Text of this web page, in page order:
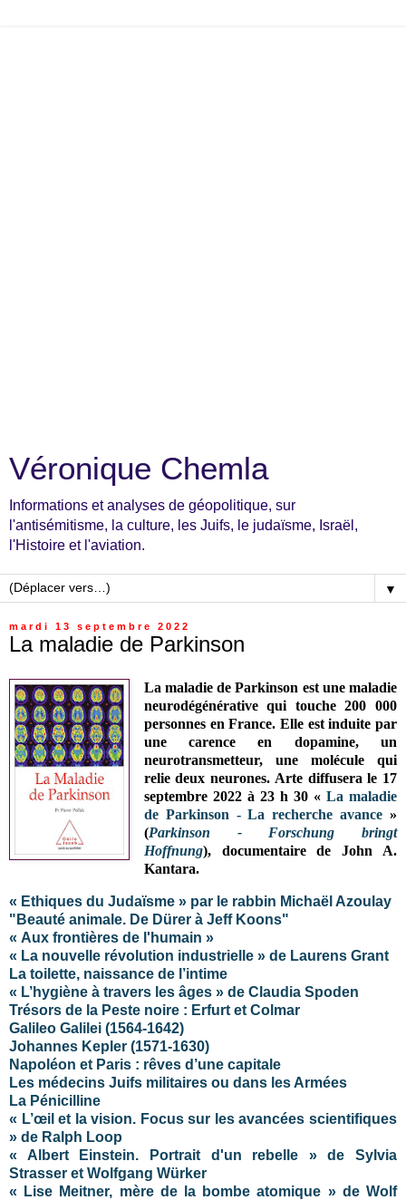
Véronique Chemla
Informations et analyses de géopolitique, sur
l'antisémitisme, la culture, les Juifs, le judaïsme, Israël,
l'Histoire et l'aviation.
▼
mardi 13 septembre 2022
La maladie de Parkinson
La maladie de Parkinson est une maladie
neurodégénérative qui touche 200 000
personnes en France. Elle est induite par
une carence en dopamine, un
neurotransmetteur, une molécule qui
relie deux neurones. Arte diffusera le 17
septembre 2022 à 23 h 30 « La maladie
de Parkinson - La recherche avance »
(Parkinson - Forschung bringt
Hoffnung), documentaire de John A.
Kantara.
« Ethiques du Judaïsme » par le rabbin Michaël Azoulay
"Beauté animale. De Dürer à Jeff Koons"
« Aux frontières de l'humain »
« La nouvelle révolution industrielle » de Laurens Grant
La toilette, naissance de l’intime
« L’hygiène à travers les âges » de Claudia Spoden
Trésors de la Peste noire : Erfurt et Colmar
Galileo Galilei (1564-1642)
Johannes Kepler (1571-1630)
Napoléon et Paris : rêves d’une capitale
Les médecins Juifs militaires ou dans les Armées
La Pénicilline
« L’œil et la vision. Focus sur les avancées scientifiques
» de Ralph Loop
« Albert Einstein. Portrait d'un rebelle » de Sylvia
Strasser et Wolfgang Würker
« Lise Meitner, mère de la bombe atomique » de Wolf